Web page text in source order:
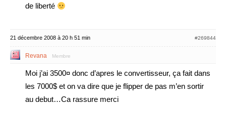
de liberté
21 décembre 2008 à 20 h 51 min #269844
Revana Membre
Moi j’ai 3500¤ donc d’apres le convertisseur, ça fait dans
les 7000$ et on va dire que je flipper de pas m’en sortir
au debut…Ca rassure merci